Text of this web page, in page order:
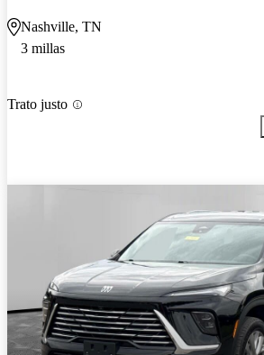
Nashville, TN
3 millas
Trato justo